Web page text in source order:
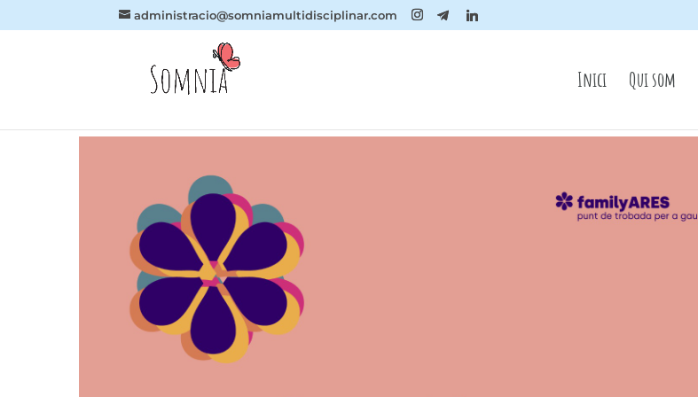
administracio@somniamultidisciplinar.com
Inici Qui som